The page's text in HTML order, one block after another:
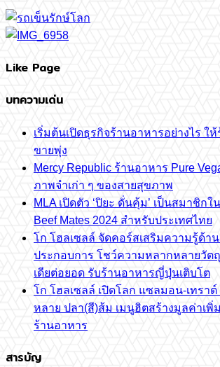
Like Page
บทความเด่น
เริ่มต้นเปิดธุรกิจร้านอาหารอย่างไร ใ
ขายพุ่ง
Mercy Republic ร้านอาหาร Pure
ภาพจำเก่า ๆ ของสายสุขภาพ
MLA เปิดตัว ‘ปิยะ ดั่นคุ้ม’ เป็นสมาชิกใ
Beef Mates 2024 สำหรับประเทศไทย
โก โฮลเซลล์ จัดคอร์สเสริมความรู้ด้
ประกอบการ โชว์ความหลากหลายวัต
เดียต่อยอด รับร้านอาหารญี่ปุ่นเติบโต
โก โฮลเซลล์ เปิดโลก แซลมอน-เทรา
หลาย ปลา(สี)ส้ม เมนูฮิตสร้างมูลค่าเพิ่
ร้านอาหาร
สารบัญ